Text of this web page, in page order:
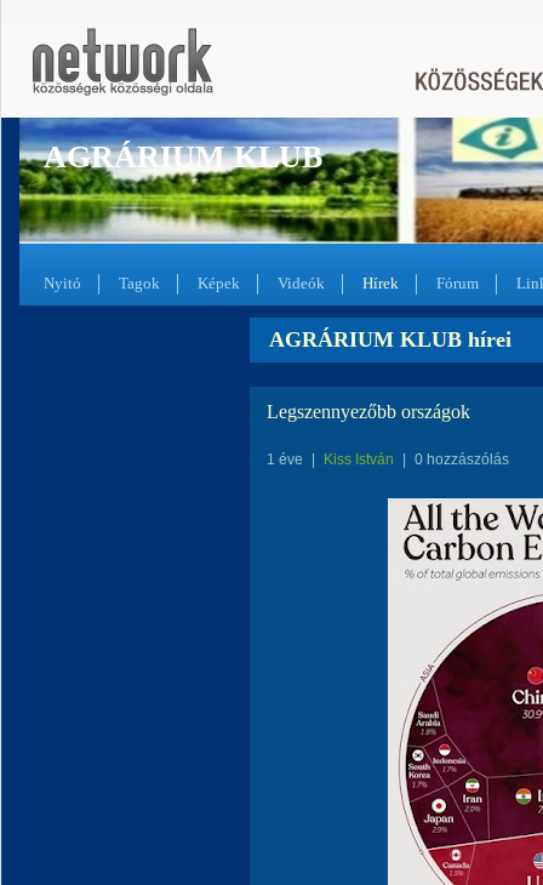
AGRÁRIUM KLUB
Nyitó Tagok Képek Videók Hírek Fórum
AGRÁRIUM KLUB hírei
Legszennyezőbb országok
1 éve Kiss István 0 hozzászólás